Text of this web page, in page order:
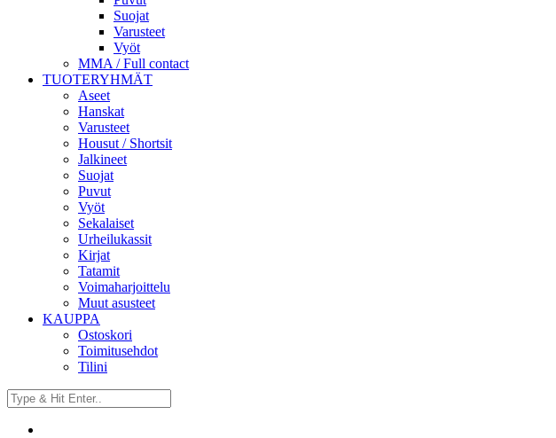
Suojat
Varusteet
Vyöt
MMA / Full contact
TUOTERYHMÄT
Aseet
Hanskat
Varusteet
Housut / Shortsit
Jalkineet
Suojat
Puvut
Vyöt
Sekalaiset
Urheilukassit
Kirjat
Tatamit
Voimaharjoittelu
Muut asusteet
KAUPPA
Ostoskori
Toimitusehdot
Tilini